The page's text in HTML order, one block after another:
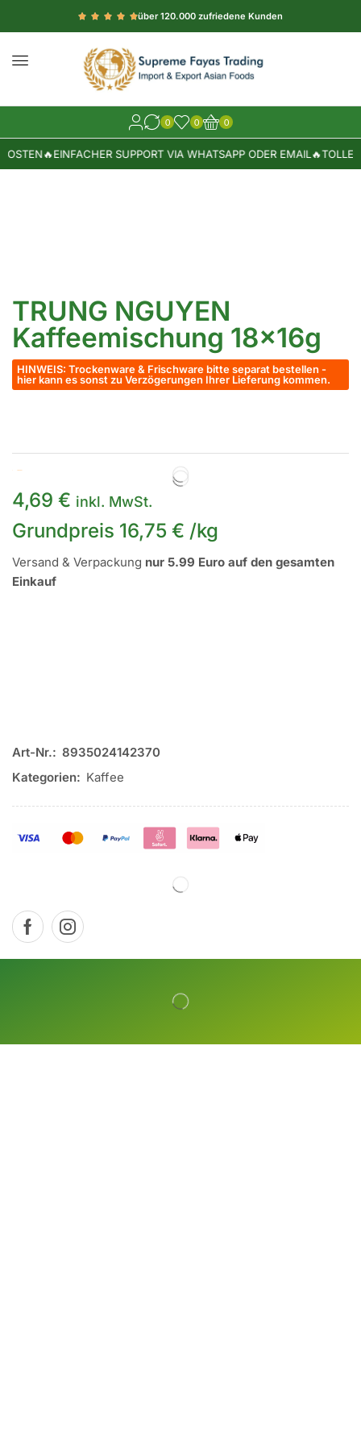
über 120.000 zufriedene Kunden
0 0 0
🔥EINFACHER SUPPORT VIA WHATSAPP ODER EMAIL🔥TOLLE
TRUNG NGUYEN
Kaffeemischung 18x16g
HINWEIS: Trockenware & Frischware bitte separat bestellen -
hier kann es sonst zu Verzögerungen Ihrer Lieferung kommen.
4,69 € inkl. MwSt.
Grundpreis 16,75 € /kg
Versand & Verpackung nur 5.99 Euro auf den gesamten
Einkauf
Art-Nr.: 8935024142370
Kategorien: Kaffee